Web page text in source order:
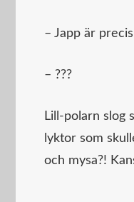
– Japp är
– ???
Lill-polarn slog
lyktor som
och mysa?!